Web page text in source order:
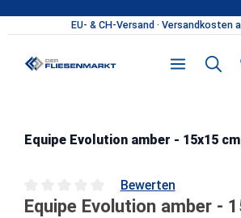
Zum Hauptinhalt springen
Equipe Evolution amber - 15x15 cm
Durchschnittliche Bewertung von 0
Bewerten
Equipe Evolution amber -